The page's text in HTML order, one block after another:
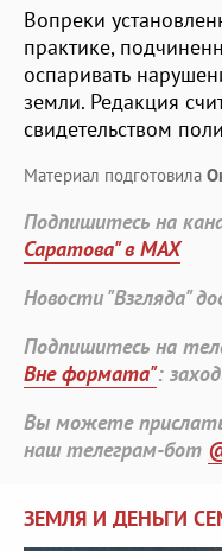
Вопреки
практике,
оспаривать
земли. Редакция
свидетельством
Материал подготовила
Подпишитесь на
Саратова" в MAX
Новости "Взгляда"
Подпишитесь на
Вне формата":
Вы можете
наш телеграм-бот
ЗЕМЛЯ И ДЕНЬГИ